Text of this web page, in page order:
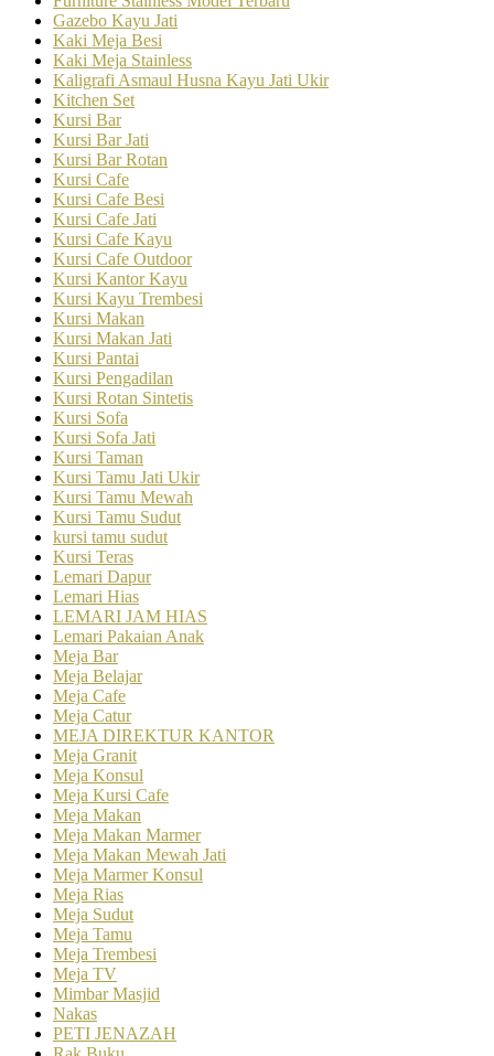
Gazebo Kayu Jati
Kaki Meja Besi
Kaki Meja Stainless
Kaligrafi Asmaul Husna Kayu Jati Ukir
Kitchen Set
Kursi Bar
Kursi Bar Jati
Kursi Bar Rotan
Kursi Cafe
Kursi Cafe Besi
Kursi Cafe Jati
Kursi Cafe Kayu
Kursi Cafe Outdoor
Kursi Kantor Kayu
Kursi Kayu Trembesi
Kursi Makan
Kursi Makan Jati
Kursi Pantai
Kursi Pengadilan
Kursi Rotan Sintetis
Kursi Sofa
Kursi Sofa Jati
Kursi Taman
Kursi Tamu Jati Ukir
Kursi Tamu Mewah
Kursi Tamu Sudut
kursi tamu sudut
Kursi Teras
Lemari Dapur
Lemari Hias
LEMARI JAM HIAS
Lemari Pakaian Anak
Meja Bar
Meja Belajar
Meja Cafe
Meja Catur
MEJA DIREKTUR KANTOR
Meja Granit
Meja Konsul
Meja Kursi Cafe
Meja Makan
Meja Makan Marmer
Meja Makan Mewah Jati
Meja Marmer Konsul
Meja Rias
Meja Sudut
Meja Tamu
Meja Trembesi
Meja TV
Mimbar Masjid
Nakas
PETI JENAZAH